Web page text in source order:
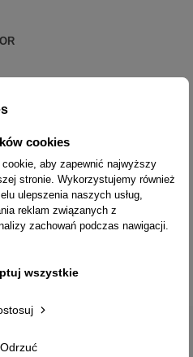
W sprawach dotyczących
mailowy, telefoniczny lub przez
cookies
aby zapewnić najwyższy
stronie. Wykorzystujemy również
ulepszenia naszych usług,
reklam związanych z
zachowań podczas nawigacji.
Odrzuć
wszystkie